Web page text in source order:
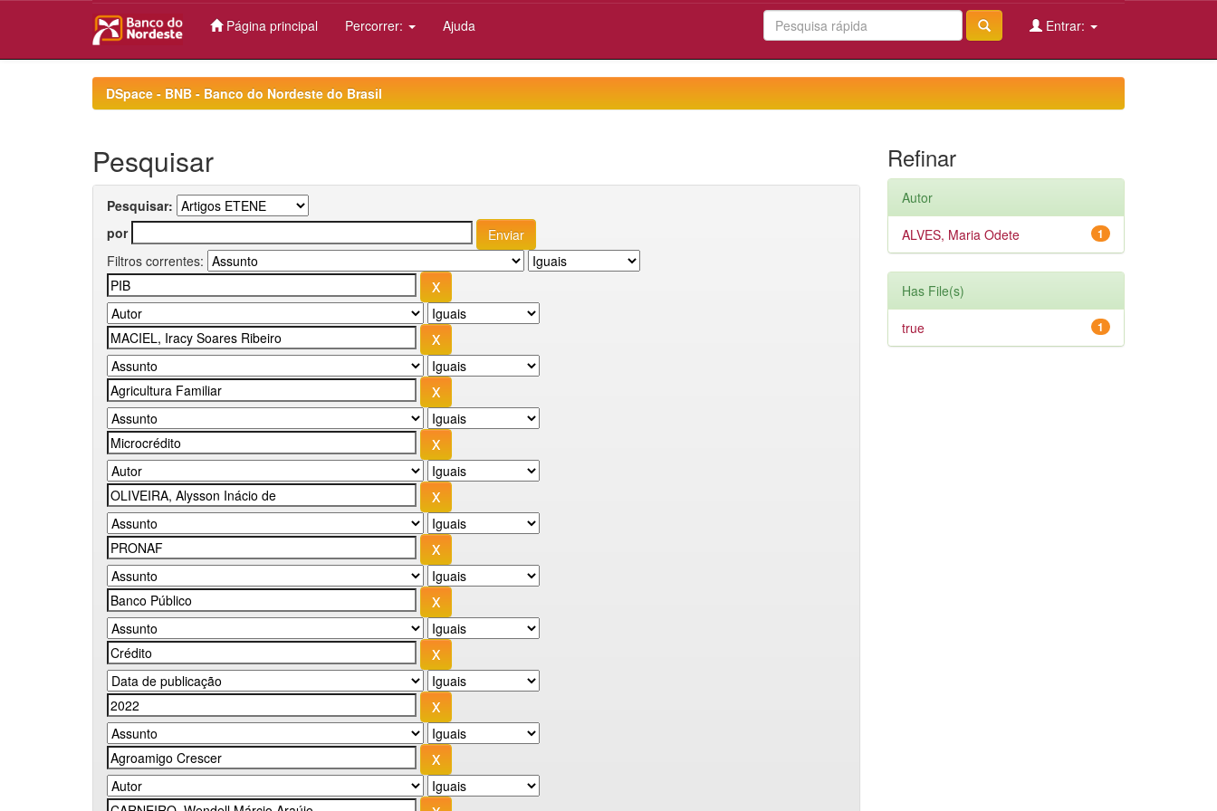
Página principal Percorrer: Ajuda Entrar:
DSpace - BNB - Banco do Nordeste do Brasil
Pesquisar
Pesquisar:
por
Filtros correntes:
Refinar
Autor
1
ALVES, Maria Odete
Has File(s)
1
true